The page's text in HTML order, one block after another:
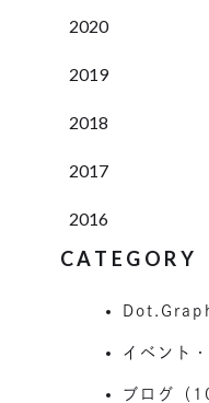
2020
2019
2018
2017
2016
CATEGORY
イベント
ブログ（